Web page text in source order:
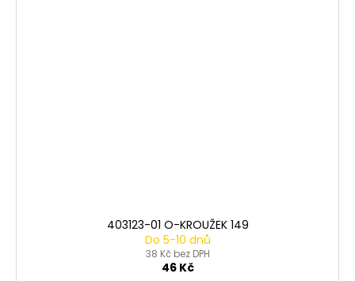
403123-01 O-KROUŽEK 149
Do 5-10 dnů
38 Kč bez DPH
46 Kč